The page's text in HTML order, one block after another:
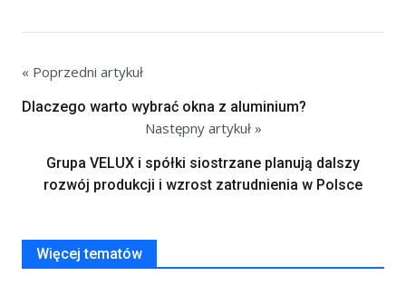
« Poprzedni artykuł
Dlaczego warto wybrać okna z aluminium?
Następny artykuł »
Grupa VELUX i spółki siostrzane planują dalszy
rozwój produkcji i wzrost zatrudnienia w Polsce
Więcej tematów